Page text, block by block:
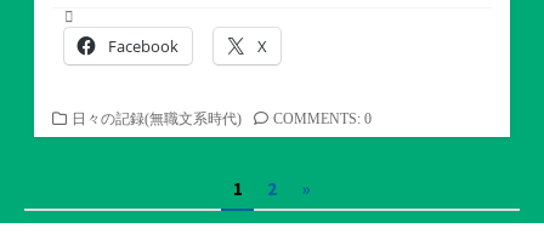
Facebook X
カ
テ
ー
日々の記録(無職文系時代) COMMENTS: 0
稿
1 2 »